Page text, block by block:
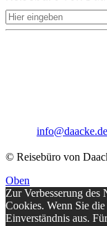
info@daacke.de
© Reisebüro von
Oben
Zur Verbesserung des
Cookies. Wenn Sie
Einverständnis aus.